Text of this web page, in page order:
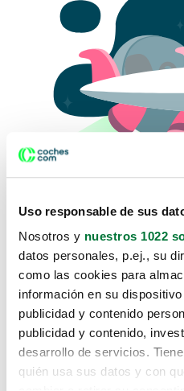
Uso responsable de sus
Nosotros y nuestros 1022
datos personales, p.ej., su
como las cookies para
información en su
publicidad y contenido
publicidad y contenido,
desarrollo de servicios.
quién usa sus datos y con
Lo sentimos, no
te hemos traido
Pero puedes encontrar el
buscando en alguno de